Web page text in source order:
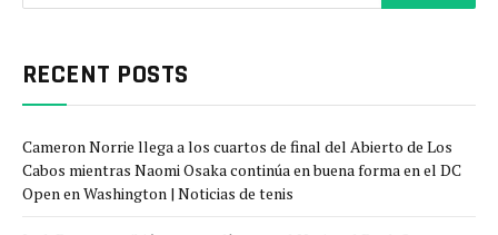
RECENT POSTS
Cameron Norrie llega a los cuartos de final del Abierto de Los
Cabos mientras Naomi Osaka continúa en buena forma en el DC
Open en Washington | Noticias de tenis